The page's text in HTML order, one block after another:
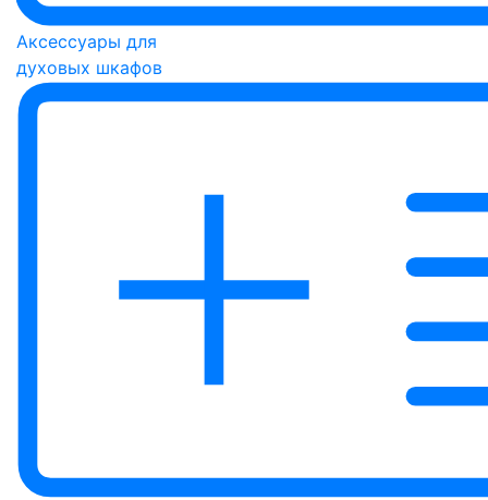
Аксессуары для
духовых шкафов